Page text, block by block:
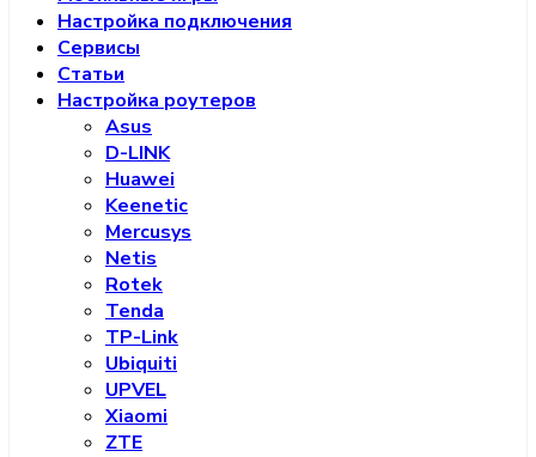
Настройка подключения
Сервисы
Статьи
Настройка роутеров
Asus
D-LINK
Huawei
Keenetic
Mercusys
Netis
Rotek
Tenda
TP-Link
Ubiquiti
UPVEL
Xiaomi
ZTE